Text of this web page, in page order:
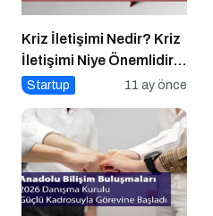
Kriz İletişimi Nedir? Kriz
İletişimi Niye Önemlidir?
Kriz İletişimi Nasıl
Startup 11 ay önce